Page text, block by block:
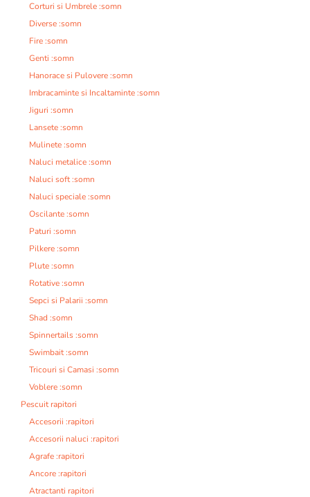
Corturi si Umbrele :somn
Diverse :somn
Fire :somn
Genti :somn
Hanorace si Pulovere :somn
Imbracaminte si Incaltaminte :somn
Jiguri :somn
Lansete :somn
Mulinete :somn
Naluci metalice :somn
Naluci soft :somn
Naluci speciale :somn
Oscilante :somn
Paturi :somn
Pilkere :somn
Plute :somn
Rotative :somn
Sepci si Palarii :somn
Shad :somn
Spinnertails :somn
Swimbait :somn
Tricouri si Camasi :somn
Voblere :somn
Pescuit rapitori
Accesorii :rapitori
Accesorii naluci :rapitori
Agrafe :rapitori
Ancore :rapitori
Atractanti rapitori